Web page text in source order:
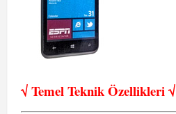
√ Temel Teknik Özellikleri √